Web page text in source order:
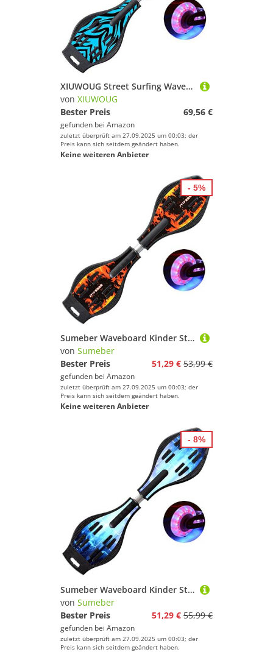
XIUWOUG Street Surfing Waveboard | Double Wheel Scooter Caster Board Mit LED-Blitzrad | Bis 200 Kg | Anti-Rutsch-Schlangenbrett Geeignet Für Kinder Und Jugendliche Anfänger Skateboard,11,83CM*23CM*9CM
von XIUWOUG
Bester Preis
69,56 €
gefunden bei Amazon
zuletzt überprüft am 27.09.2025 um 00:03; der
Preis kann sich seitdem geändert haben.
Keine weiteren Anbieter
Sumeber Waveboard Kinder Street Surfen Caster Torsion Skateboard Double Decks Casterboards für Wave/Surf Waveboard/Castor Board with Light Up Wheels for Kids/Teens (Orange Flame)
von Sumeber
Bester Preis
51,29 € 53,99 €
gefunden bei Amazon
zuletzt überprüft am 27.09.2025 um 00:03; der
Preis kann sich seitdem geändert haben.
Keine weiteren Anbieter
- 5%
Sumeber Waveboard Kinder Street Surfen Caster Torsion Skateboard Double Decks Casterboards für Wave/Surf Waveboard/Castor Board with Light Up Wheels for Kids/Teens (Blue Dream)
von Sumeber
Bester Preis
51,29 € 55,99 €
gefunden bei Amazon
zuletzt überprüft am 27.09.2025 um 00:03; der
Preis kann sich seitdem geändert haben.
- 8%